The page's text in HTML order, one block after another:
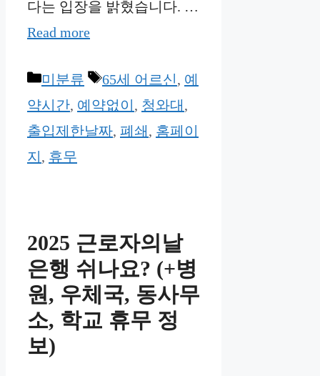
다는 입장을 밝혔습니다. …
Read more
Categories
미분류 Tags
65세 어르신, 예
약시간, 예약없이 , 청와대 ,
출입제한날짜, 폐쇄 , 홈페이
지 , 휴무
2025 근로자의날
은행 쉬나요? (+병
원, 우체국, 동사무
소, 학교 휴무 정
보)